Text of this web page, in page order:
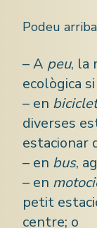
Podeu
– A peu, la
ecològica
– en
diverses
estacionar
– en bus,
– en
petit
centre; o